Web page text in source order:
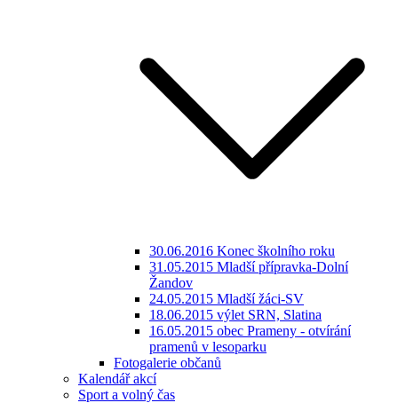
30.06.2016 Konec školního roku
31.05.2015 Mladší přípravka-Dolní
Žandov
24.05.2015 Mladší žáci-SV
18.06.2015 výlet SRN, Slatina
16.05.2015 obec Prameny - otvírání
pramenů v lesoparku
Fotogalerie občanů
Kalendář akcí
Sport a volný čas